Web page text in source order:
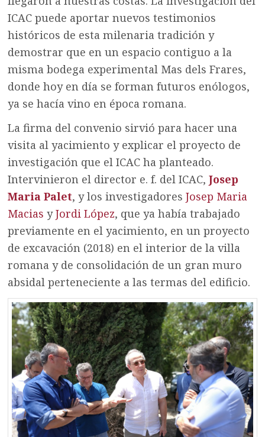
ICAC puede aportar nuevos testimonios
históricos de esta milenaria tradición y
demostrar que en un espacio contiguo a la
misma bodega experimental Mas dels Frares,
donde hoy en día se forman futuros enólogos,
ya se hacía vino en época romana.
La firma del convenio sirvió para hacer una
visita al yacimiento y explicar el proyecto de
investigación que el ICAC ha planteado.
Intervinieron el director e. f. del ICAC,Josep
Maria Palet, y los investigadoresJosep Maria
Macias yJordi López, que ya había trabajado
previamente en el yacimiento, en un proyecto
de excavación (2018) en el interior de la villa
romana y de consolidación de un gran muro
absidal perteneciente a las termas del edificio.